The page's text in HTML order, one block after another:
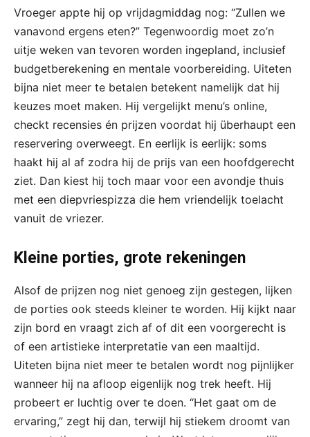
Vroeger appte hij op vrijdagmiddag nog: “Zullen we
vanavond ergens eten?” Tegenwoordig moet zo’n
uitje weken van tevoren worden ingepland, inclusief
budgetberekening en mentale voorbereiding. Uiteten
bijna niet meer te betalen betekent namelijk dat hij
keuzes moet maken. Hij vergelijkt menu’s online,
checkt recensies én prijzen voordat hij überhaupt een
reservering overweegt. En eerlijk is eerlijk: soms
haakt hij al af zodra hij de prijs van een hoofdgerecht
ziet. Dan kiest hij toch maar voor een avondje thuis
met een diepvriespizza die hem vriendelijk toelacht
vanuit de vriezer.
Kleine porties, grote rekeningen
Alsof de prijzen nog niet genoeg zijn gestegen, lijken
de porties ook steeds kleiner te worden. Hij kijkt naar
zijn bord en vraagt zich af of dit een voorgerecht is
of een artistieke interpretatie van een maaltijd.
Uiteten bijna niet meer te betalen wordt nog pijnlijker
wanneer hij na afloop eigenlijk nog trek heeft. Hij
probeert er luchtig over te doen. “Het gaat om de
ervaring,” zegt hij dan, terwijl hij stiekem droomt van